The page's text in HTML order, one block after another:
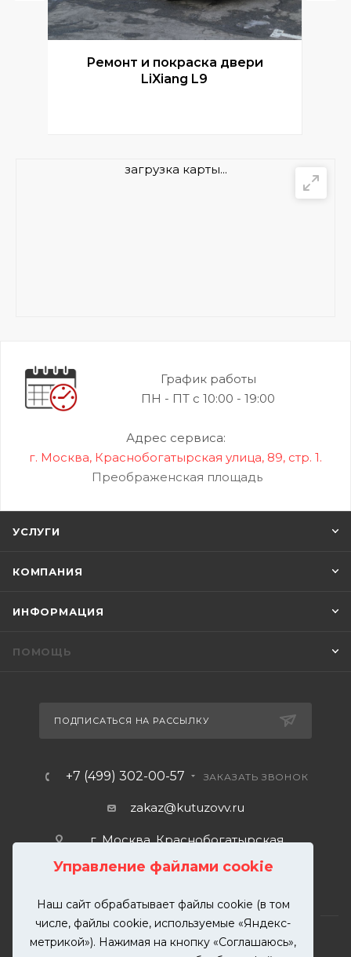
Управление файлами cookie
Наш сайт обрабатывает файлы cookie (в том
числе, файлы cookie, используемые «Яндекс-
метрикой»). Нажимая на кнопку «Соглашаюсь»,
Ремонт и покраска двери
LiXiang L9
загрузка карты...
График работы
ПН - ПТ с 10:00 - 19:00
Адрес сервиса:
г. Москва, Краснобогатырская улица, 89, стр. 1.
Преображенская площадь
УСЛУГИ
КОМПАНИЯ
ИНФОРМАЦИЯ
ПОМОЩЬ
ПОДПИСАТЬСЯ НА РАССЫЛКУ
+7 (499) 302-00-57 ЗАКАЗАТЬ ЗВОНОК
zakaz@kutuzovv.ru
г. Москва, Краснобогатырская